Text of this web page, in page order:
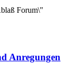
Forum\"
Anregungen